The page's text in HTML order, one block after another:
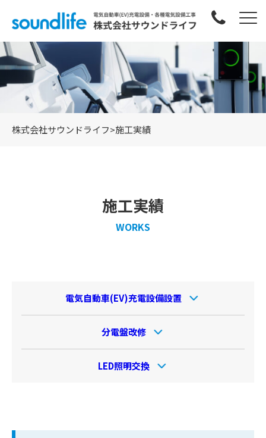
株式会社サウンドライフ>施工実績
施工実績
WORKS
電気自動車(EV)充電設備設置
分電盤改修
LED照明交換